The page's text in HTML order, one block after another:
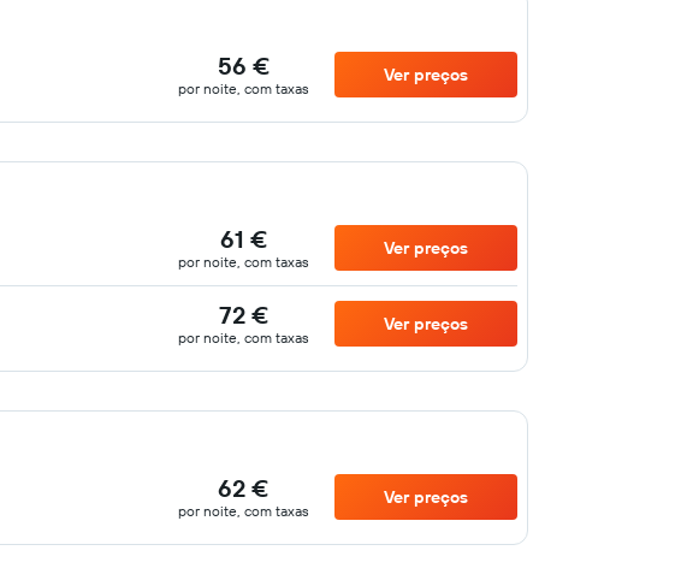
56 €
por noite, com taxas
Ver preços
61 €
por noite, com taxas
Ver preços
72 €
por noite, com taxas
Ver preços
62 €
por noite, com taxas
Ver preços